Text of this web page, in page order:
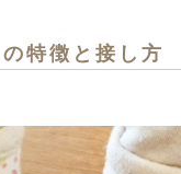
特徴と接し方